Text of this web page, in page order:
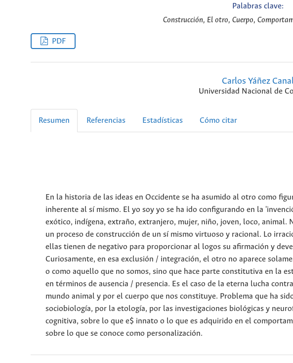
Palabras clave:
Construcción, El otro, Cuerpo,
PDF
Carlos Yáñez
Universidad Nacional de
Resumen Referencias Estadísticas Cómo citar
En la historia de las ideas en Occidente se ha asumido al otro como
inherente al sí mismo. El yo soy yo se ha ido configurando en la
exótico, indígena, extraño, extranjero, mujer, niño, joven, loco, animal.
un proceso de construcción de un sí mismo virtuoso y racional. Lo
ellas tienen de negativo para proporcionar al logos su afirmación y
Curiosamente, en esa exclusión / integración, el otro no aparece
o como aquello que no somos, sino que hace parte constitutiva en la
en términos de ausencia / presencia. Es el caso de la eterna lucha
mundo animal y por el cuerpo que nos constituye. Problema que ha
sociobiología, por la etología, por las investigaciones biológicas y
cognitiva, sobre lo que e$ innato o lo que es adquirido en el
sobre lo que se conoce como personalización.